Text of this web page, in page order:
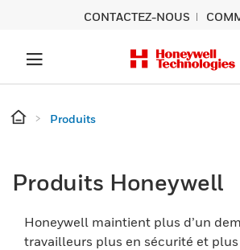
CONTACTEZ-NOUS
Produits
Produits Honeywell
Honeywell maintient plus d’un
travailleurs plus en sécurité et